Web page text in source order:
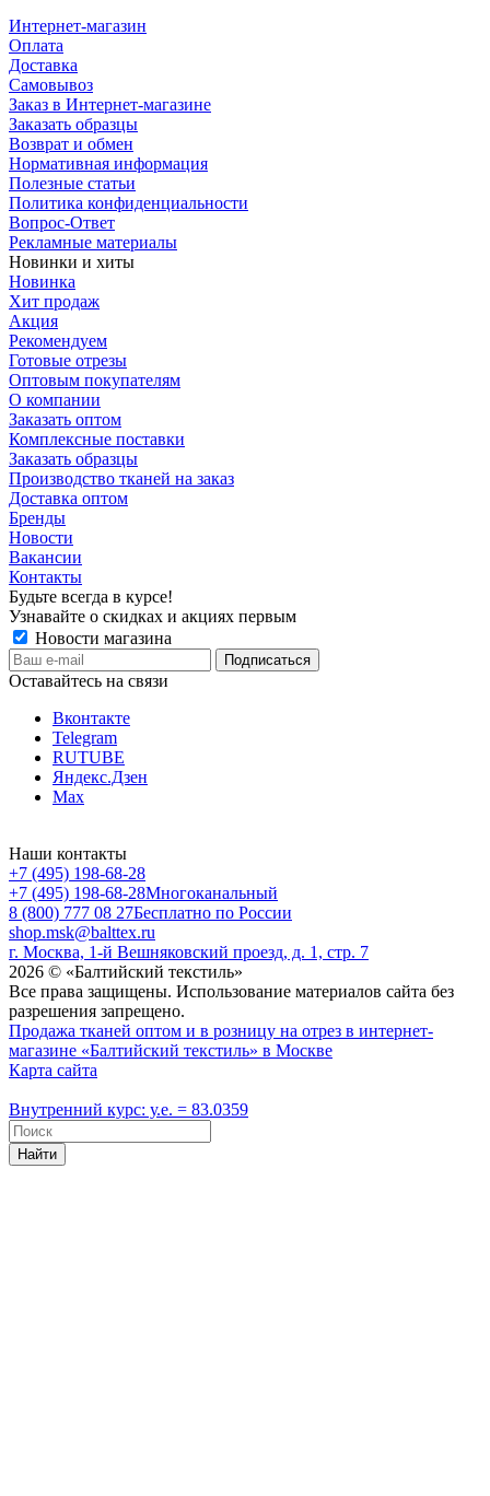
Интернет-магазин
Оплата
Доставка
Самовывоз
Заказ в Интернет-магазине
Заказать образцы
Возврат и обмен
Нормативная информация
Полезные статьи
Политика конфиденциальности
Вопрос-Ответ
Рекламные материалы
Новинки и хиты
Новинка
Хит продаж
Акция
Рекомендуем
Готовые отрезы
Оптовым покупателям
О компании
Заказать оптом
Комплексные поставки
Заказать образцы
Производство тканей на заказ
Доставка оптом
Бренды
Новости
Вакансии
Контакты
Будьте всегда в курсе!
Узнавайте о скидках и акциях первым
Новости магазина
Оставайтесь на связи
Вконтакте
Telegram
RUTUBE
Яндекс.Дзен
Max
Наши контакты
+7 (495) 198-68-28
+7 (495) 198-68-28Многоканальный
8 (800) 777 08 27Бесплатно по России
shop.msk@balttex.ru
г. Москва, 1-й Вешняковский проезд, д. 1, стр. 7
2026 © «Балтийский текстиль»
Все права защищены. Использование материалов сайта без
разрешения запрещено.
Продажа тканей оптом и в розницу на отрез в интернет-
магазине «Балтийский текстиль» в Москве
Карта сайта
Внутренний курс: у.е. = 83.0359
Найти